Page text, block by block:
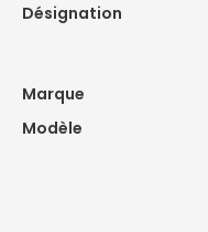
Désignation
Marque
Modèle